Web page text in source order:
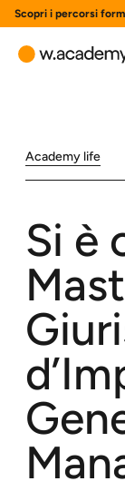
Scopri i percorsi
Academy life
Si è